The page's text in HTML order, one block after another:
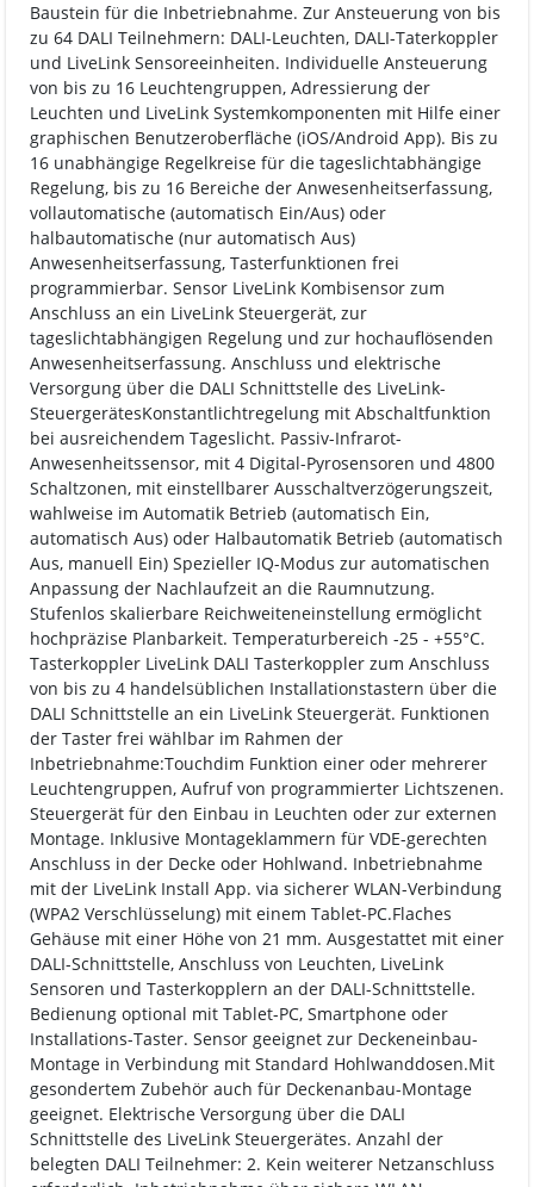
Baustein für die Inbetriebnahme. Zur Ansteuerung von bis
zu 64 DALI Teilnehmern: DALI-Leuchten, DALI-Taterkoppler
und LiveLink Sensoreeinheiten. Individuelle Ansteuerung
von bis zu 16 Leuchtengruppen, Adressierung der
Leuchten und LiveLink Systemkomponenten mit Hilfe einer
graphischen Benutzeroberfläche (iOS/Android App). Bis zu
16 unabhängige Regelkreise für die tageslichtabhängige
Regelung, bis zu 16 Bereiche der Anwesenheitserfassung,
vollautomatische (automatisch Ein/Aus) oder
halbautomatische (nur automatisch Aus)
Anwesenheitserfassung, Tasterfunktionen frei
programmierbar. Sensor LiveLink Kombisensor zum
Anschluss an ein LiveLink Steuergerät, zur
tageslichtabhängigen Regelung und zur hochauflösenden
Anwesenheitserfassung. Anschluss und elektrische
Versorgung über die DALI Schnittstelle des LiveLink-
SteuergerätesKonstantlichtregelung mit Abschaltfunktion
bei ausreichendem Tageslicht. Passiv-Infrarot-
Anwesenheitssensor, mit 4 Digital-Pyrosensoren und 4800
Schaltzonen, mit einstellbarer Ausschaltverzögerungszeit,
wahlweise im Automatik Betrieb (automatisch Ein,
automatisch Aus) oder Halbautomatik Betrieb (automatisch
Aus, manuell Ein) Spezieller IQ-Modus zur automatischen
Anpassung der Nachlaufzeit an die Raumnutzung.
Stufenlos skalierbare Reichweiteneinstellung ermöglicht
hochpräzise Planbarkeit. Temperaturbereich -25 - +55°C.
Tasterkoppler LiveLink DALI Tasterkoppler zum Anschluss
von bis zu 4 handelsüblichen Installationstastern über die
DALI Schnittstelle an ein LiveLink Steuergerät. Funktionen
der Taster frei wählbar im Rahmen der
Inbetriebnahme:Touchdim Funktion einer oder mehrerer
Leuchtengruppen, Aufruf von programmierter Lichtszenen.
Steuergerät für den Einbau in Leuchten oder zur externen
Montage. Inklusive Montageklammern für VDE-gerechten
Anschluss in der Decke oder Hohlwand. Inbetriebnahme
mit der LiveLink Install App. via sicherer WLAN-Verbindung
(WPA2 Verschlüsselung) mit einem Tablet-PC.Flaches
Gehäuse mit einer Höhe von 21 mm. Ausgestattet mit einer
DALI-Schnittstelle, Anschluss von Leuchten, LiveLink
Sensoren und Tasterkopplern an der DALI-Schnittstelle.
Bedienung optional mit Tablet-PC, Smartphone oder
Installations-Taster. Sensor geeignet zur Deckeneinbau-
Montage in Verbindung mit Standard Hohlwanddosen.Mit
gesondertem Zubehör auch für Deckenanbau-Montage
geeignet. Elektrische Versorgung über die DALI
Schnittstelle des LiveLink Steuergerätes. Anzahl der
belegten DALI Teilnehmer: 2. Kein weiterer Netzanschluss